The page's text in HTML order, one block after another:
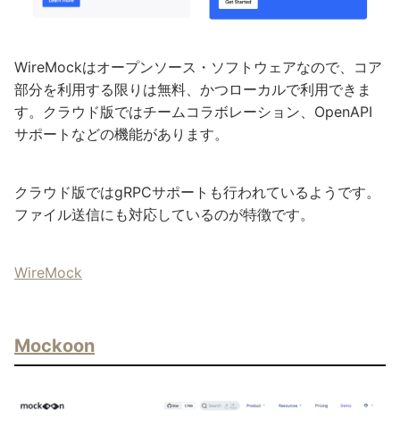
WireMockはオープンソース・ソフトウェアなので、コア
部分を利用する限りは無料、かつローカルで利用できま
す。クラウド版ではチームコラボレーション、OpenAPI
サポートなどの機能があります。
クラウド版ではgRPCサポートも行われているようです。
ファイル送信にも対応しているのが特徴です。
WireMock
Mockoon